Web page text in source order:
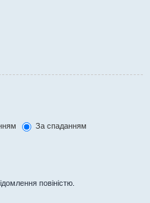
За спаданням
повіністю.